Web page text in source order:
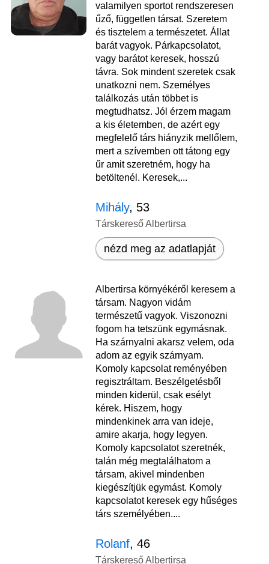
valamilyen sportot rendszeresen
űző, független társat. Szeretem
és tisztelem a természetet. Állat
barát vagyok. Párkapcsolatot,
vagy barátot keresek, hosszú
távra. Sok mindent szeretek csak
unatkozni nem. Személyes
találkozás után többet is
megtudhatsz. Jól érzem magam
a kis életemben, de azért egy
megfelelő társ hiányzik mellőlem,
mert a szívemben ott tátong egy
űr amit szeretném, hogy ha
betöltenél. Keresek,...
Mihály, 53
Társkereső Albertirsa
nézd meg az adatlapját
Albertirsa környékéről keresem a
társam. Nagyon vidám
természetű vagyok. Viszonozni
fogom ha tetszünk egymásnak.
Ha szárnyalni akarsz velem, oda
adom az egyik szárnyam.
Komoly kapcsolat reményében
regisztráltam. Beszélgetésből
minden kiderül, csak esélyt
kérek. Hiszem, hogy
mindenkinek arra van ideje,
amire akarja, hogy legyen.
Komoly kapcsolatot szeretnék,
talán még megtalálhatom a
társam, akivel mindenben
kiegészítjük egymást. Komoly
kapcsolatot keresek egy hűséges
társ személyében....
Rolanf, 46
Társkereső Albertirsa